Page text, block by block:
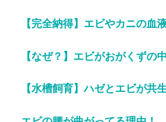
【完全納得】エビやカニの血
【なぜ？】エビがおがくずの
【水槽飼育】ハゼとエビが共